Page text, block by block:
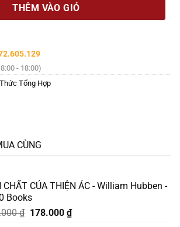
THÊM VÀO GIỎ
- 18:00)
Tổng Hợp
CÙNG
CHẤT CỦA THIỆN ÁC - William Hubben -
Books
₫ Giá
178.000 ₫Giá